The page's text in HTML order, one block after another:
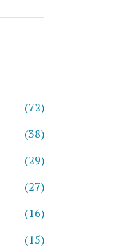
(72)
(38)
(29)
(27)
(16)
(15)